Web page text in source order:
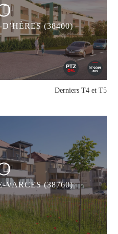
(38400)
Derniers T4 et T5
VARCES (38760)